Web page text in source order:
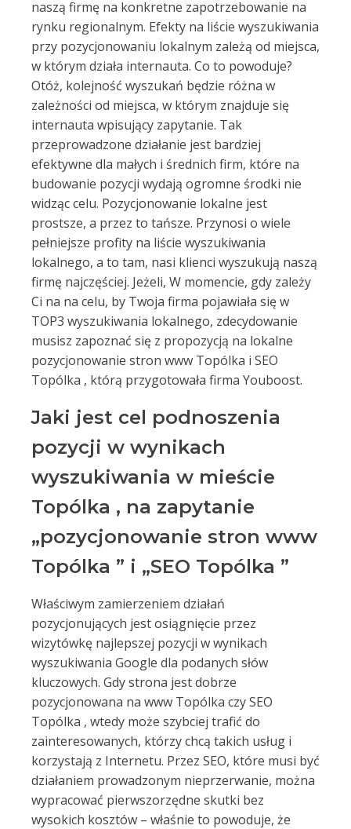
naszą firmę na konkretne zapotrzebowanie na
rynku regionalnym. Efekty na liście wyszukiwania
przy pozycjonowaniu lokalnym zależą od miejsca,
w którym działa internauta. Co to powoduje?
Otóż, kolejność wyszukań będzie różna w
zależności od miejsca, w którym znajduje się
internauta wpisujący zapytanie. Tak
przeprowadzone działanie jest bardziej
efektywne dla małych i średnich firm, które na
budowanie pozycji wydają ogromne środki nie
widząc celu. Pozycjonowanie lokalne jest
prostsze, a przez to tańsze. Przynosi o wiele
pełniejsze profity na liście wyszukiwania
lokalnego, a to tam, nasi klienci wyszukują naszą
firmę najczęściej. Jeżeli, W momencie, gdy zależy
Ci na na celu, by Twoja firma pojawiała się w
TOP3 wyszukiwania lokalnego, zdecydowanie
musisz zapoznać się z propozycją na lokalne
pozycjonowanie stron www Topólka i SEO
Topólka , którą przygotowała firma Youboost.
Jaki jest cel podnoszenia
pozycji w wynikach
wyszukiwania w mieście
Topólka , na zapytanie
„pozycjonowanie stron www
Topólka ” i „SEO Topólka ”
Właściwym zamierzeniem działań
pozycjonujących jest osiągnięcie przez
wizytówkę najlepszej pozycji w wynikach
wyszukiwania Google dla podanych słów
kluczowych. Gdy strona jest dobrze
pozycjonowana na www Topólka czy SEO
Topólka , wtedy może szybciej trafić do
zainteresowanych, którzy chcą takich usług i
korzystają z Internetu. Przez SEO, które musi być
działaniem prowadzonym nieprzerwanie, można
wypracować pierwszorzędne skutki bez
wysokich kosztów – właśnie to powoduje, że